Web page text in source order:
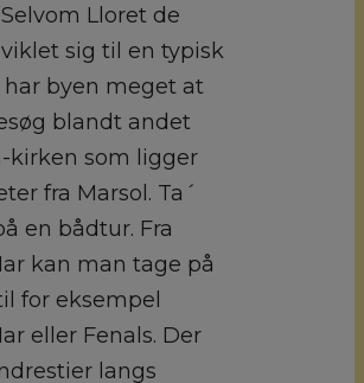
Lloret de
sig til en typisk
har byen meget at
blandt andet
kirken som ligger
fra Marsol. Ta´
en bådtur. Fra
kan man tage på
for eksempel
eller Fenals. Der
langs